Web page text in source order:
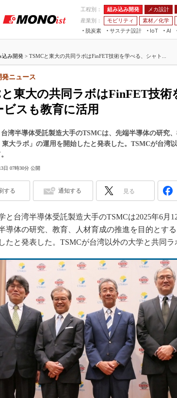
工程別： 組み込み開発 メカ設計
産業別：
モビリティ 素材／化学
脱炭素
サステナ設計
IoT
つながる工場
AI
AI×設備保全 JIMTOF
IIFES
TECHNO-
EdgeTech+
日本ものづくり
AUTOMOTIVE
産業オープンネ
つなが
VR／AR
フィ
組み
組み
3Dプ
イン
イノベ
製造
メイ
植物工
知財
海外生
グロ
制御
込み開発 > TSMCと東大の共同ラボはFinFET技術を学べる、シャト...
東大の共同ラボはFinFET技術
ビスも教育に活用
ニュース
湾半導体受託製造大手のTSMCは、先端半導体の研究
東大ラボ」の運用を開始したと発表した。TSMCが台湾
日 07時30分 公開
する 通知する 見る
と台湾半導体受託製造大手のTSMCは2025年6月
導体の研究、教育、人材育成の推進を目的とす
たと発表した。TSMCが台湾以外の大学と共同ラ